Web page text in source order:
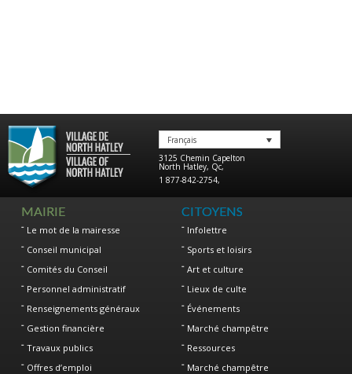
Français
3125 Chemin Capelton
North Hatley, Qc,
1 877-842-2754,
MAIRIE
Le mot de la mairesse
Conseil municipal
Comités du Conseil
Personnel administratif
Renseignements généraux
Gestion financière
Travaux publics
Offres d’emploi
CITOYENS
Infolettre
Sports et loisirs
Art et culture
Lieux de culte
Événements
Marché champêtre
Ressources
Marché champêtre